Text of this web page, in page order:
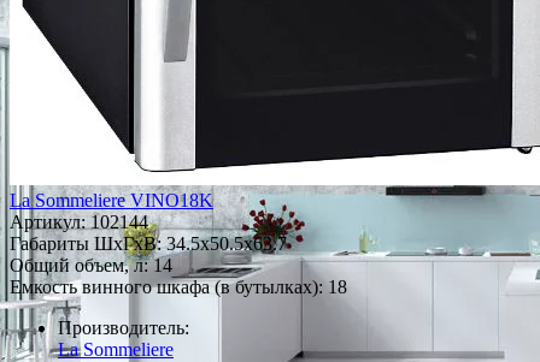
La Sommeliere VINO18K
Артикул: 102144
Габариты ШxГxВ: 34.5x50.5x63.7
Общий объем, л: 14
Емкость винного шкафа (в бутылках): 18
Производитель:
La Sommeliere